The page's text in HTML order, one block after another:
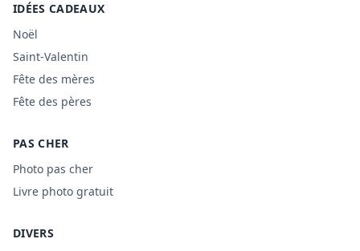
IDÉES CADEAUX
Noël
Saint-Valentin
Fête des mères
Fête des pères
PAS CHER
Photo pas cher
Livre photo gratuit
DIVERS